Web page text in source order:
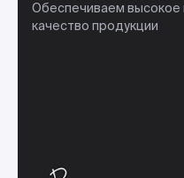
Обеспечиваем высокое
качество продукции